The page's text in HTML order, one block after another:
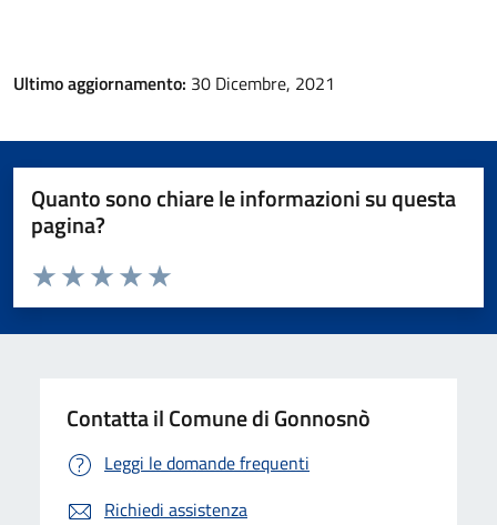
Ultimo aggiornamento: 30 Dicembre, 2021
Quanto sono chiare le informazioni su questa
pagina?
Valuta da 1 a 5 stelle la pagina
Valuta 5 stelle su 5
Valuta 4 stelle su 5
Valuta 3 stelle su 5
Valuta 2 stelle su 5
Valuta 1 stelle su 5
Contatta il Comune di Gonnosnò
Leggi le domande frequenti
Richiedi assistenza